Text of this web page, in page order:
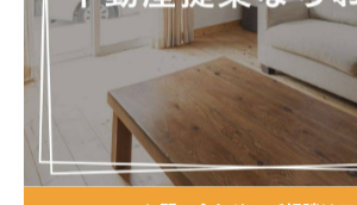
ては、大学や大型病院周辺のワンルー
再開発エリアの築浅アパートなどが挙
らの物件は、長期的な資産価値も維持
です。